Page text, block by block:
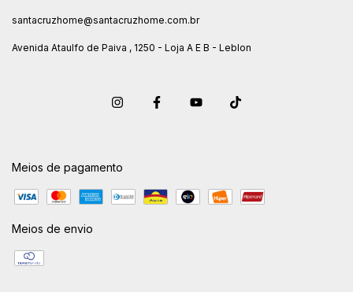
santacruzhome@santacruzhome.com.br
Avenida Ataulfo de Paiva , 1250 - Loja A E B - Leblon
Meios de pagamento
Meios de envio